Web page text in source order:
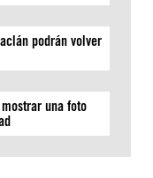
podrán volver
una foto